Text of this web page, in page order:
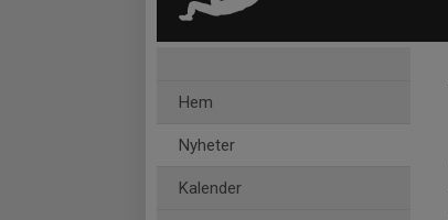
Hem
Nyheter
Kalender